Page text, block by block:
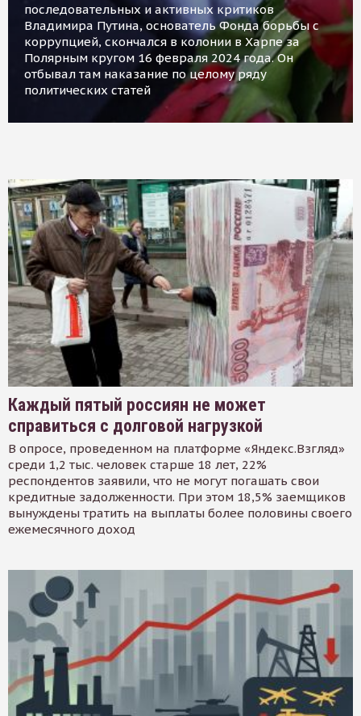
последовательных и активных критиков
Владимира Путина, основатель Фонда борьбы с
коррупцией, скончался в колонии в Харпе за
Полярным кругом 16 февраля 2024 года. Он
отбывал там наказание по целому ряду
политических статей
Каждый пятый россиян не может
справиться с долговой нагрузкой
В опросе, проведенном на платформе «Яндекс.Взгляд»
среди 1,2 тыс. человек старше 18 лет, 22%
респондентов заявили, что не могут погашать свои
кредитные задолженности. При этом 18,5% заемщиков
вынуждены тратить на выплаты более половины своего
ежемесячного доход